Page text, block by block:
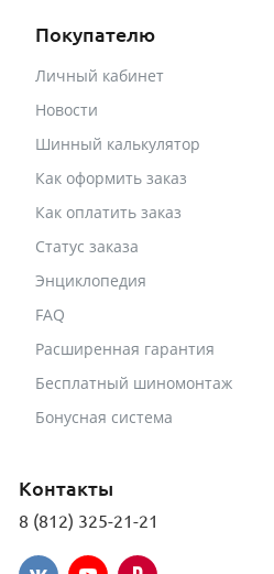
Покупателю
Личный кабинет
Новости
Шинный калькулятор
Как оформить заказ
Как оплатить заказ
Статус заказа
Энциклопедия
FAQ
Расширенная гарантия
Бесплатный шиномонтаж
Бонусная система
Контакты
8 (812) 325-21-21